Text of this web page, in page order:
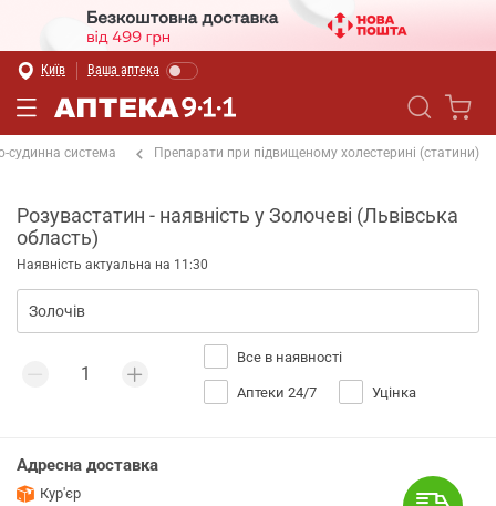
Київ Ваша аптека
судинна система Препарати при підвищеному холестерині (статини)
Розувастатин - наявність у Золочеві (Львівська
область)
Наявність актуальна на 11:30
Все в наявності
Аптеки 24/7 Уцінка
Адресна доставка
Кур'єр